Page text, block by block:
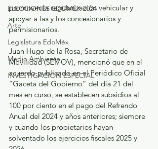
ELECCIONES EDOMEX 2024
Arte
Legislatura EdoMéx
Medio Ambiente
INVESTIGACIÓN ESPECIAL
promover la regularización vehicular y
apoyar a las y los concesionarios y
permisionarios.
Juan Hugo de la Rosa, Secretario de
Movilidad (SEMOV), mencionó que en el
acuerdo publicado en el Periódico Oficial
“Gaceta del Gobierno” del día 21 del
mes en curso, se establecen subsidios al
100 por ciento en el pago del Refrendo
Anual del 2024 y años anteriores; siempre
y cuando los propietarios hayan
solventado los ejercicios fiscales 2025 y